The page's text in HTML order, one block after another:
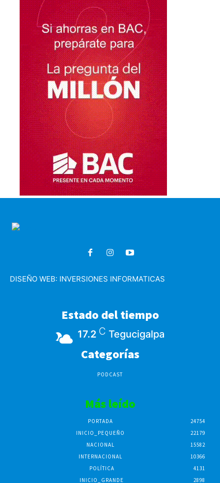
DISEÑO WEB: INVERSIONES INFORMATICAS
Estado del tiempo
17.2 C Tegucigalpa
Categorías
PODCAST
Más leído
PORTADA
24754
INICIO_PEQUEÑO
22179
NACIONAL
15582
INTERNACIONAL
10366
POLÍTICA
4131
INICIO_GRANDE
2898